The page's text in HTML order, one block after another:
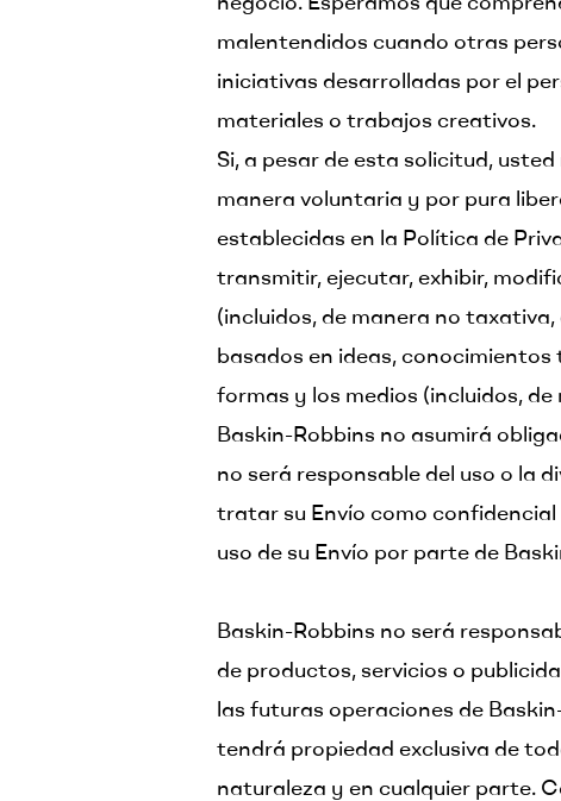
malentendidos cuando otras
iniciativas desarrolladas por el
materiales o trabajos creativos.
Si, a pesar de esta solicitud,
manera voluntaria y por pura
establecidas en la Política de
transmitir, ejecutar, exhibir,
(incluidos, de manera no
basados en ideas,
formas y los medios (incluidos,
Baskin-Robbins no asumirá
no será responsable del uso o la
tratar su Envío como confidencial
uso de su Envío por parte de
Baskin-Robbins no será
de productos, servicios o
las futuras operaciones de
tendrá propiedad exclusiva de
naturaleza y en cualquier parte.